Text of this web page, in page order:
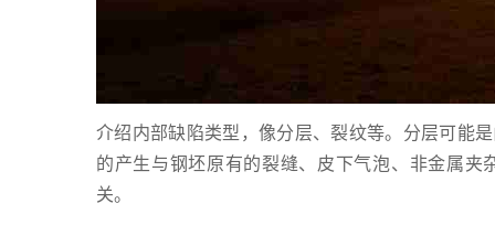
介绍内部缺陷类型，像分层、裂纹等。分层可能
的产生与钢坯原有的裂缝、皮下气泡、非金属
关。